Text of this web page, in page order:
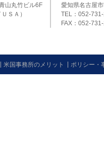
山丸竹ビル6F
ＳＡ）
愛知県名古屋
TEL：052-
FAX：052-
米国事務所のメリット ポリシー・